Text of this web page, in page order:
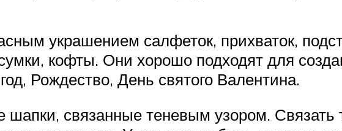
украшением салфеток, прихваток,
кофты. Они хорошо подходят для
Рождество, День святого Валентина.
шапки, связанные теневым узором. Связать